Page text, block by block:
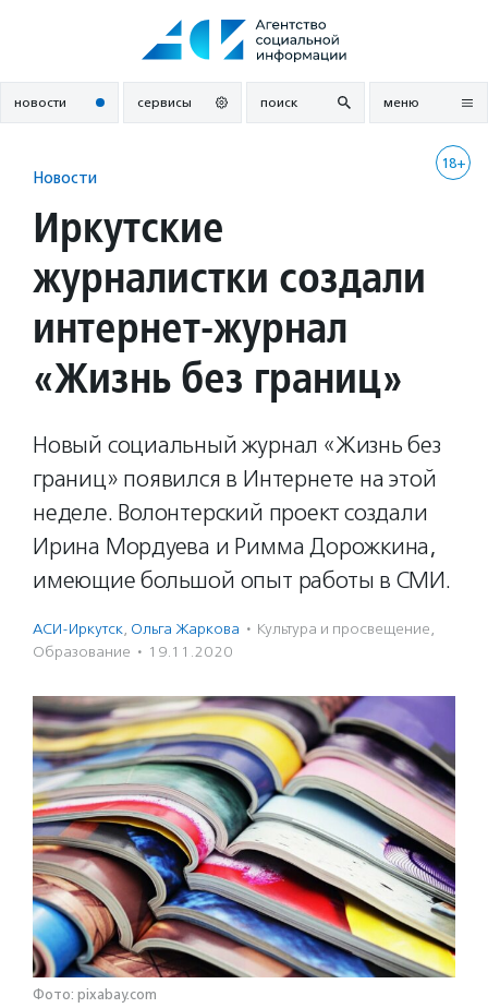
новости сервисы поиск меню
18+
Новости
Иркутские
журналистки создали
интернет-журнал
«Жизнь без границ»
Новый социальный журнал «Жизнь без
границ» появился в Интернете на этой
неделе. Волонтерский проект создали
Ирина Мордуева и Римма Дорожкина,
имеющие большой опыт работы в СМИ.
АСИ-Иркутск, Ольга Жаркова · Культура и просвещение,
Образование · 19.11.2020
Фото: pixabay.com